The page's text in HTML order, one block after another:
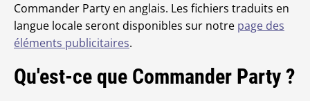
Commander Party en anglais. Les fichiers traduits en
langue locale seront disponibles sur notre page des
éléments publicitaires.
Qu'est-ce que Commander Party ?